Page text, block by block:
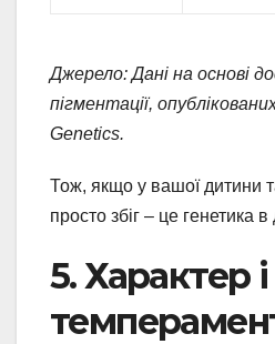
Джерело: Дані на основі
пігментації,
Genetics.
Тож, якщо у вашої дитини
просто збіг – це генетика в
5. Характер і